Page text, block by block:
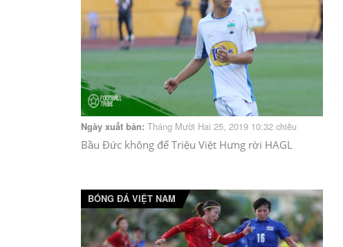
Ngày xuất bản: Tháng Mười Hai 25, 2019 10:32 chiều
Bầu Đức không để Triệu Việt Hưng rời HAGL
BÓNG ĐÁ VIỆT NAM